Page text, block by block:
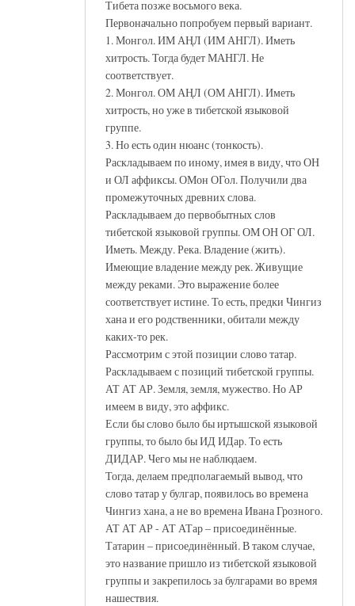
Тибета позже восьмого века.
Первоначально попробуем первый вариант.
1. Монгол. ИМ АҢЛ (ИМ АНГЛ). Иметь
хитрость. Тогда будет МАНГЛ. Не
соответствует.
2. Монгол. ОМ АҢЛ (ОМ АНГЛ). Иметь
хитрость, но уже в тибетской языковой
группе.
3. Но есть один нюанс (тонкость).
Раскладываем по иному, имея в виду, что ОН
и ОЛ аффиксы. ОМон ОГол. Получили два
промежуточных древних слова.
Раскладываем до первобытных слов
тибетской языковой группы. ОМ ОН ОГ ОЛ.
Иметь. Между. Река. Владение (жить).
Имеющие владение между рек. Живущие
между реками. Это выражение более
соответствует истине. То есть, предки Чингиз
хана и его родственники, обитали между
каких-то рек.
Рассмотрим с этой позиции слово татар.
Раскладываем с позиций тибетской группы.
АТ АТ АР. Земля, земля, мужество. Но АР
имеем в виду, это аффикс.
Если бы слово было бы иртышской языковой
группы, то было бы ИД ИДар. То есть
ДИДАР. Чего мы не наблюдаем.
Тогда, делаем предполагаемый вывод, что
слово татар у булгар, появилось во времена
Чингиз хана, а не во времена Ивана Грозного.
АТ АТ АР - АТ АТар – присоединённые.
Татарин – присоединённый. В таком случае,
это название пришло из тибетской языковой
группы и закрепилось за булгарами во время
нашествия.